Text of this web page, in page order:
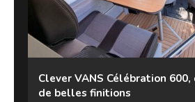
Clever VANS Célébration
de belles finitions